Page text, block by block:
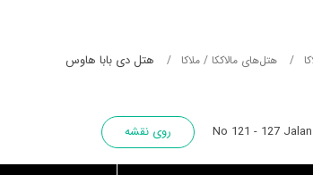
هتل‌های مالاککا / ملاکا هتل دی بابا هاوس
No 121 - 127 روی نقشه